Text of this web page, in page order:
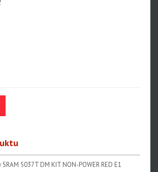
5037T DM KIT NON-POWER RED E1